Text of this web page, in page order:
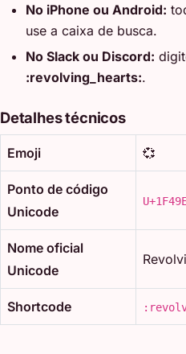
No iPhone ou Android:
use a caixa de busca.
No Slack ou Discord:
:revolving_hearts:.
Detalhes técnicos
Emoji 💞
Ponto de código
Unicode
Nome oficial
Unicode
Shortcode